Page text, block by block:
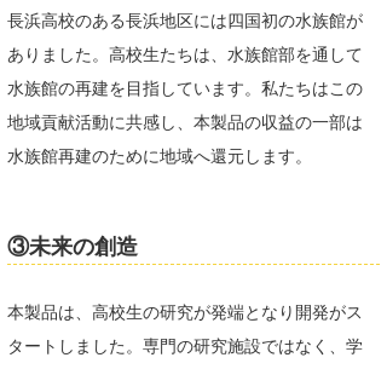
長浜高校のある長浜地区には四国初の水族館が
ありました。高校生たちは、水族館部を通して
水族館の再建を目指しています。私たちはこの
地域貢献活動に共感し、本製品の収益の一部は
水族館再建のために地域へ還元します。
③未来の創造
本製品は、高校生の研究が発端となり開発がス
タートしました。専門の研究施設ではなく、学
Mr.K
chappy
Romisea